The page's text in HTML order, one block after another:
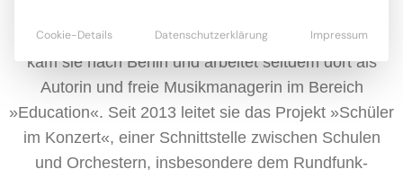
Pressearchiv, dann beim Kinderfunk LILIPUZ. 1999
kam sie nach Berlin und arbeitet seitdem dort als
Autorin und freie Musikmanagerin im Bereich
»Education«. Seit 2013 leitet sie das Projekt »Schüler
im Konzert«, einer Schnittstelle zwischen Schulen
und Orchestern, insbesondere dem Rundfunk-
Cookie-Details Datenschutzerklärung Impressum